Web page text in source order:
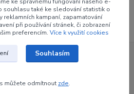
novinky, akce a
slevy!
souhlasu také ke sledování statistik o
reklamních kampaní, zapamatování
při používání stránek, či zobrazení
preferencím. Více k využití cookies
Souhlasím
můžete odmítnout zde.